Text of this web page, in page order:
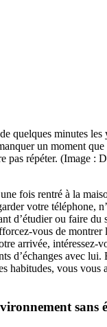
quelques minutes les
un moment
pas répéter. (Image :
fois rentré à la
votre téléphone,
d’étudier ou faire du
vous de montrer
arrivée, intéressez-
d’échanges avec lui.
habitudes, vous vous
sans